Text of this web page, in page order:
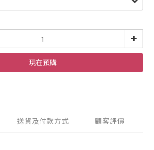
現在預購
送貨及付款方式 顧客評價